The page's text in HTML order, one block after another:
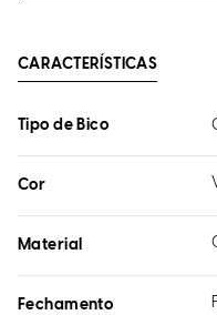
CARACTERÍSTICAS
Tipo de Bico
Cor
Material
Fechamento